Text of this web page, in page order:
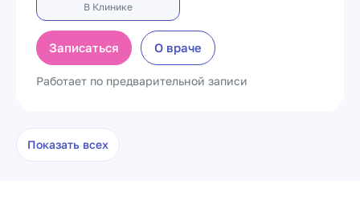
В Клинике
Записаться О враче
Работает по предварительной записи
Показать всех